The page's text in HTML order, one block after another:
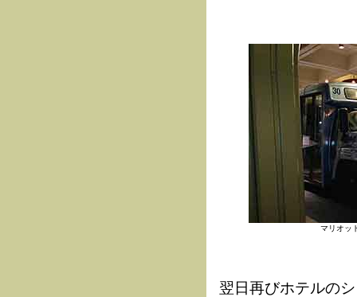
マリオッ
翌日再びホテルの